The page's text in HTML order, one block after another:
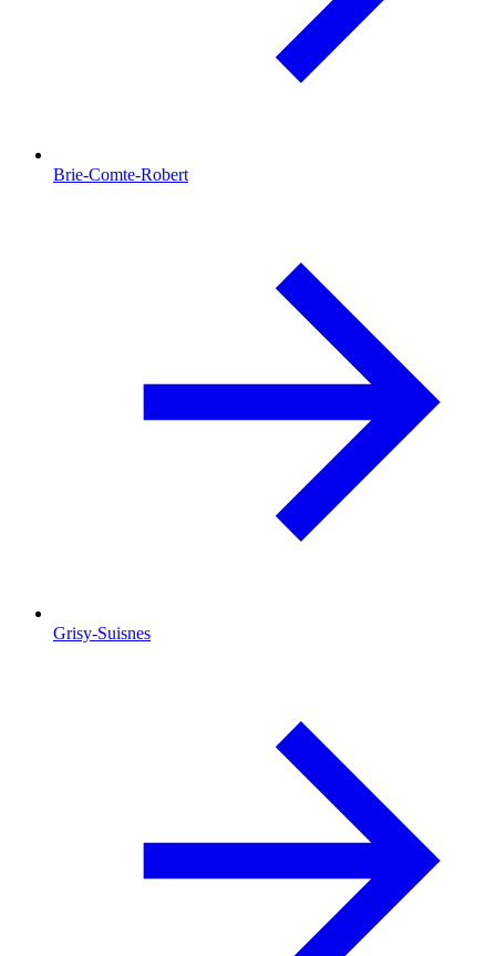
Brie-Comte-Robert
Grisy-Suisnes